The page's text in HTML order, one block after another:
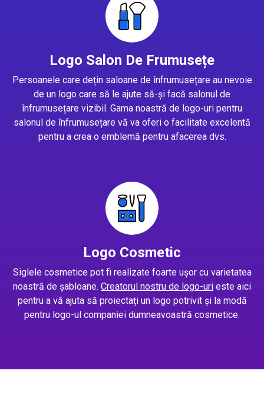
Logo Salon De Frumusețe
Persoanele care dețin saloane de înfrumusețare au nevoie
de un logo care să le ajute să-și facă salonul de
înfrumusețare vizibil. Gama noastră de logo-uri pentru
salonul de înfrumusețare vă va oferi o facilitate excelentă
pentru a crea o emblemă pentru afacerea dvs.
Logo Cosmetic
Siglele cosmetice pot fi realizate foarte ușor cu varietatea
noastră de șabloane. Creatorul nostru de logo-uri este aici
pentru a vă ajuta să proiectați un logo potrivit și la modă
pentru logo-ul companiei dumneavoastră cosmetice.